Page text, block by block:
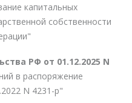
капитальных
собственности
РФ от 01.12.2025 N
в распоряжение
N 4231-р"